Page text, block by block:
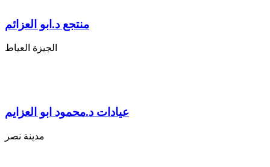
منتجع د.ابو العزائم
الجيزة العياط
عيادات د.محمود ابو العزايم
مدينة نصر